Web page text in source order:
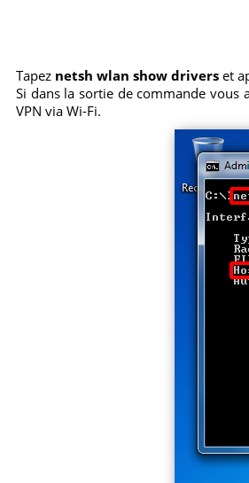
Tapez netsh wlan show drivers et
Si dans la sortie de commande vous
VPN via Wi-Fi.